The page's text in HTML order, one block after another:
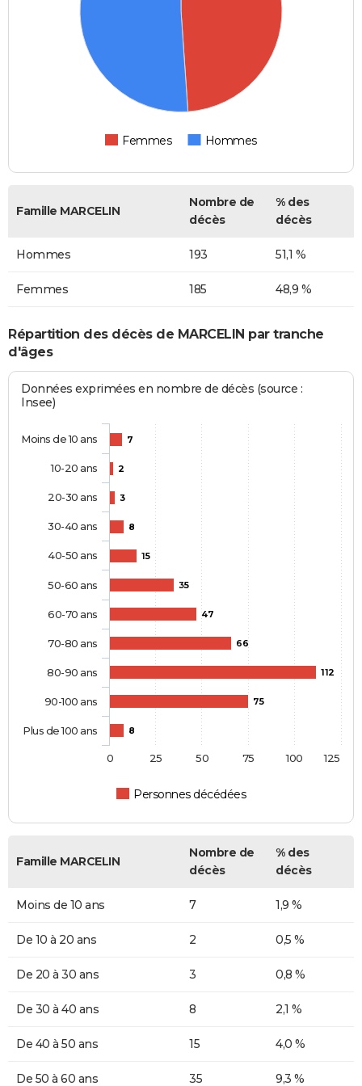
Femmes Hommes
Famille MARCELIN
Nombre de
décès
% des
décès
Hommes 193 51,1 %
Femmes 185 48,9 %
Répartition des décès de MARCELIN par tranche
d'âges
Données exprimées en nombre de décès (source :
Insee)
7
2
3
8
15
35
47
66
112
75
8
Personnes décédées
Moins de 10 ans
10-20 ans
20-30 ans
30-40 ans
40-50 ans
50-60 ans
60-70 ans
70-80 ans
80-90 ans
90-100 ans
Plus de 100 ans
0 100
25 50 75 125
Famille MARCELIN
Nombre de
décès
% des
décès
Moins de 10 ans 7 1,9 %
De 10 à 20 ans 2 0,5 %
De 20 à 30 ans 3 0,8 %
De 30 à 40 ans 8 2,1 %
De 40 à 50 ans 15 4,0 %
De 50 à 60 ans 35 9,3 %